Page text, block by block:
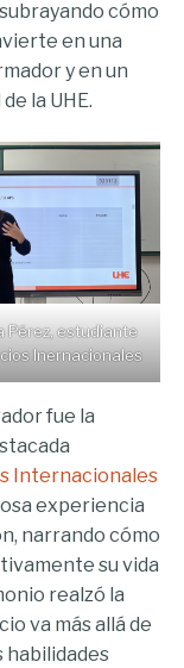
cómo
en una
y en un
la UHE.
Pérez, estudiante
Inernacionales
fue la
Internacionales
experiencia
narrando cómo
su vida
realzó la
va más allá de
habilidades